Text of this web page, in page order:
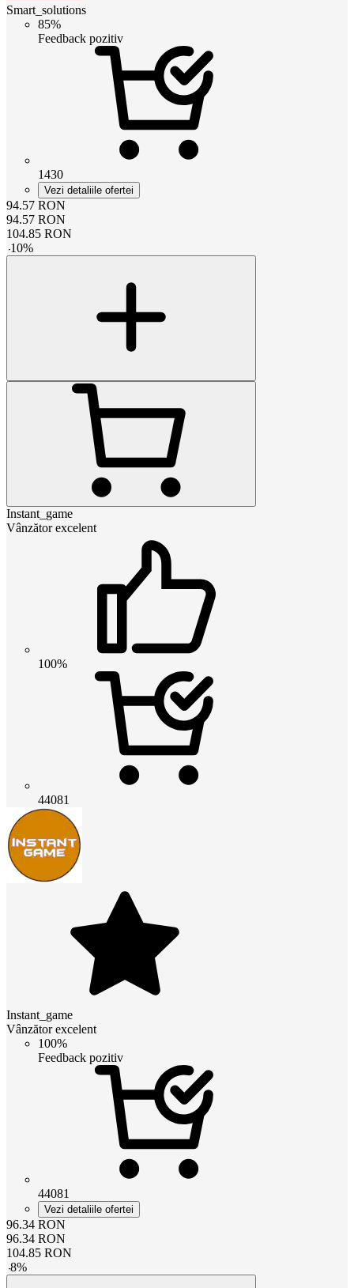
Smart_solutions
85%
Feedback pozitiv
1430
Vezi detaliile ofertei
94.57 RON
94.57 RON
104.85 RON
-10%
Instant_game
Vânzător excelent
100%
44081
Instant_game
Vânzător excelent
100%
Feedback pozitiv
44081
Vezi detaliile ofertei
96.34 RON
96.34 RON
104.85 RON
-8%